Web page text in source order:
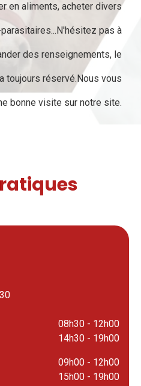
en aliments, acheter divers
pas à
des renseignements, le
toujours réservé.Nous vous
bonne visite sur notre site.
08h30 - 12h00
14h30 - 19h00
09h00 - 12h00
15h00 - 19h00